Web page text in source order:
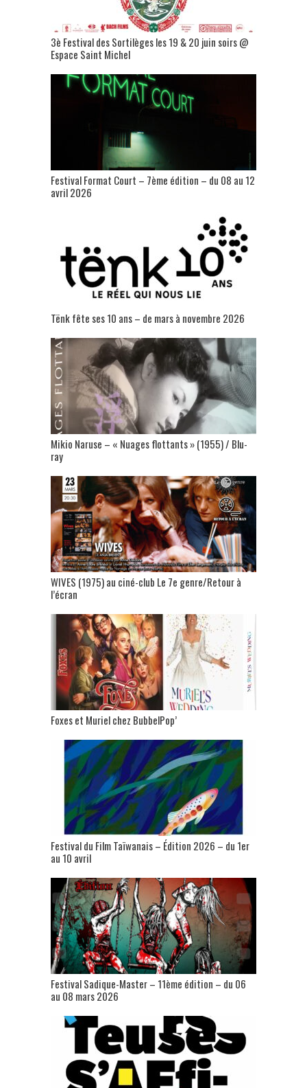
3è Festival des Sortilèges les 19 & 20 juin soirs @
Espace Saint Michel
Festival Format Court – 7ème édition – du 08 au 12
avril 2026
Tënk fête ses 10 ans – de mars à novembre 2026
Mikio Naruse – « Nuages flottants » (1955) / Blu-
ray
WIVES (1975) au ciné-club Le 7e genre/Retour à
l’écran
Foxes et Muriel chez BubbelPop’
Festival du Film Taïwanais – Édition 2026 – du 1er
au 10 avril
Festival Sadique-Master – 11ème édition – du 06
au 08 mars 2026